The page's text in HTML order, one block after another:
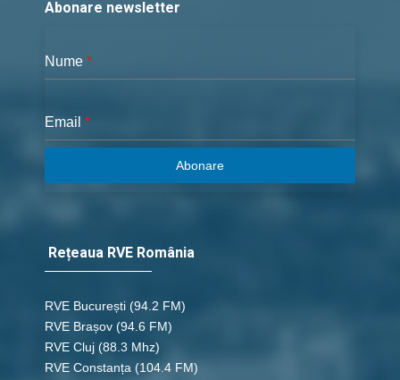
47 - 2 Corinteni 11
47 - 2 Corinteni 12
Abonare newsletter
Nume *
Email *
Abonare
Rețeaua RVE România
RVE București (94.2 FM)
RVE Brașov (94.6 FM)
RVE Cluj (88.3 Mhz)
RVE Constanța (104.4 FM)